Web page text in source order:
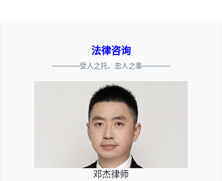
法律咨询
————受人之托、忠人之事————
邓杰律师